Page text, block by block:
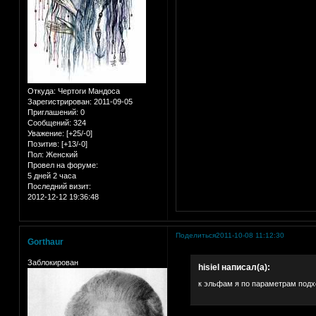
Откуда: Чертоги Мандоса
Зарегистрирован: 2011-09-05
Приглашений: 0
Сообщений: 324
Уважение: [+25/-0]
Позитив: [+13/-0]
Пол: Женский
Провел на форуме:
5 дней 2 часа
Последний визит:
2012-12-12 19:36:48
Поделиться2011-10-08 11:12:30
Gorthaur
Заблокирован hisiel написал(а):
к эльфам я по параметрам